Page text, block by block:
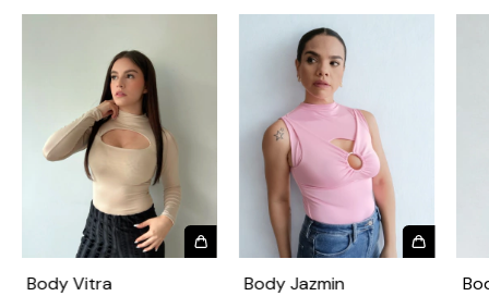
Body Vitra Body Jazmin